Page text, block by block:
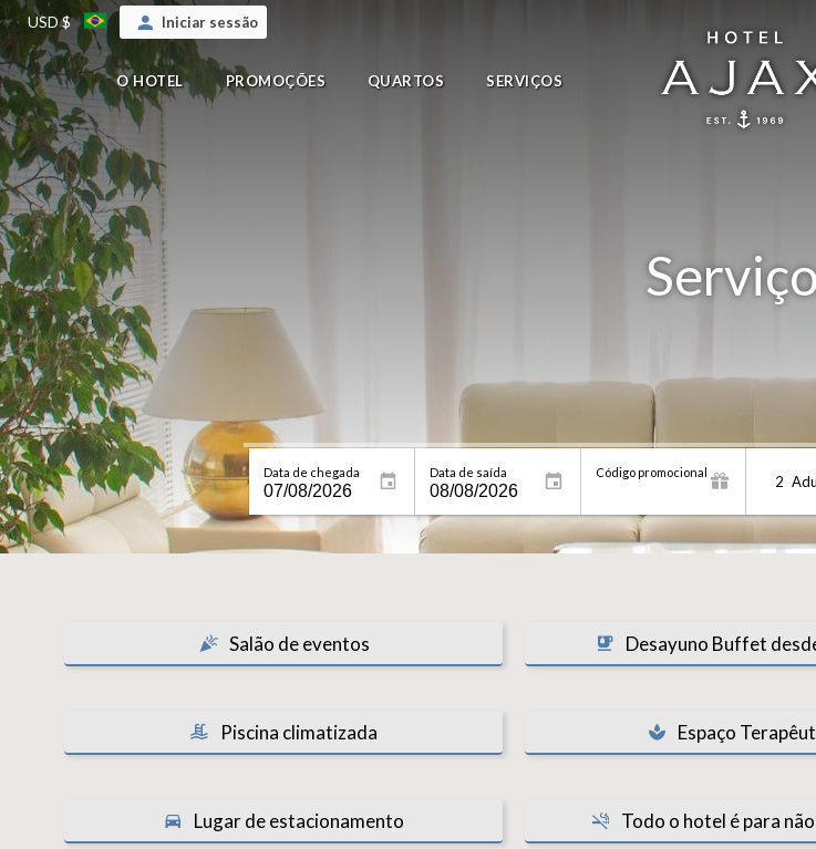
USD $ Iniciar sessão
O HOTEL PROMOÇÕES QUARTOS SERVIÇOS
Data de chegada Data de saída Código promocional
2
Salão de eventos Desayuno Buffet
Piscina climatizada Espaço
Lugar de estacionamento Todo o hotel é para